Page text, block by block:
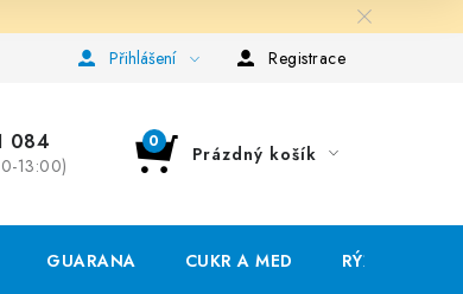
údajů Přihlášení Registrace
084
13:00)
NÁKUPNÍ
Prázdný košík
GUARANA CUKR A MED RÝŽE,